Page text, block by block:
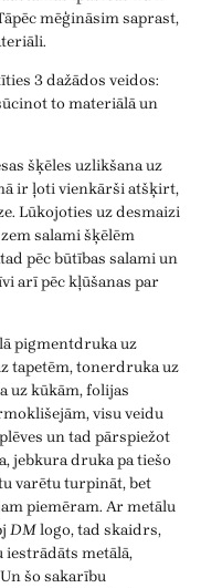
mēģināsim saprast,
3 dažādos veidos:
to materiālā un
šķēles uzlikšana uz
ir ļoti vienkārši atšķirt,
Lūkojoties uz desmaizi
salami šķēlēm
pēc būtības salami un
arī pēc kļūšanas par
pigmentdruka uz
tapetēm, tonerdruka uz
uz kūkām, folijas
visu veidu
un tad pārspiežot
jebkura druka pa tiešo
varētu turpināt, bet
piemēram. Ar metālu
DMlogo, tad skaidrs,
iestrādāts metālā,
šo sakarību